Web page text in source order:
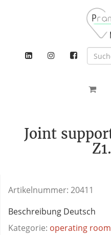
Joint
Artikelnummer: 20411
Beschreibung Deutsch
Kategorie: operating room